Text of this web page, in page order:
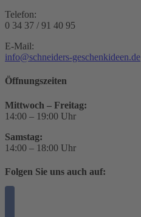
Telefon:
0 34 37 / 91 40 95
E-Mail:
info@schneiders-geschenkideen.de
Öffnungszeiten
Mittwoch – Freitag:
14:00 – 19:00 Uhr
Samstag:
14:00 – 18:00 Uhr
Folgen Sie uns auch auf: